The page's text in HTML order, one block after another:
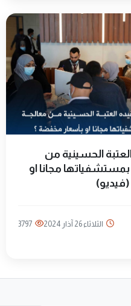
الحسينية من
بمستشفياتها مجانا او
الثلاثاء 26 آذار 2024 3797